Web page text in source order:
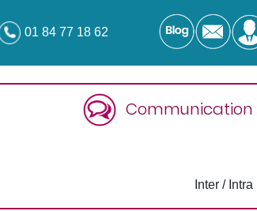
01 84 77 18 62
Communication
Inter / Intra